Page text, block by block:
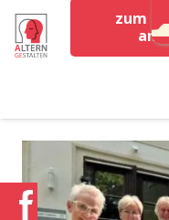
zum